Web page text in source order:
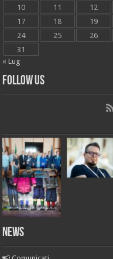
10
11 12
17
18 19
24
25 26
31
« Lug
Follow Us
News